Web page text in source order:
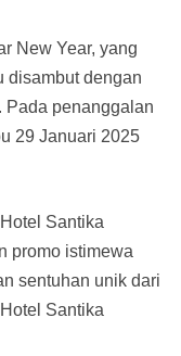
New Year, yang
disambut dengan
Pada penanggalan
29 Januari 2025
Santika
promo istimewa
sentuhan unik dari
Santika